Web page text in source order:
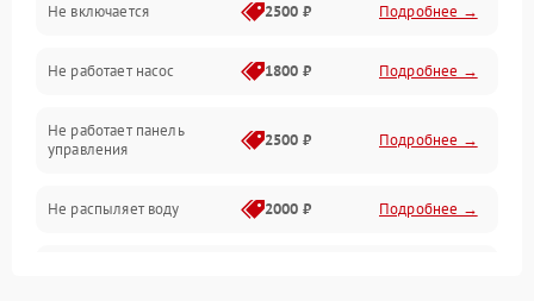
Нагрев
Вода
Гигиена
Программное обеспечение
Не включается 2500 ₽ Подробнее →
Не работает насос 1800 ₽ Подробнее →
Не работает панель
управления
2500 ₽ Подробнее →
Не распыляет воду 2000 ₽ Подробнее →